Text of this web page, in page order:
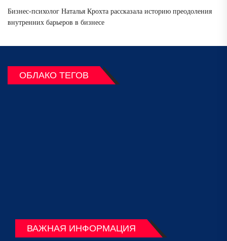
Бизнес-психолог Наталья Крохта рассказала историю преодоления
внутренних барьеров в бизнесе
ОБЛАКО ТЕГОВ
ВАЖНАЯ ИНФОРМАЦИЯ